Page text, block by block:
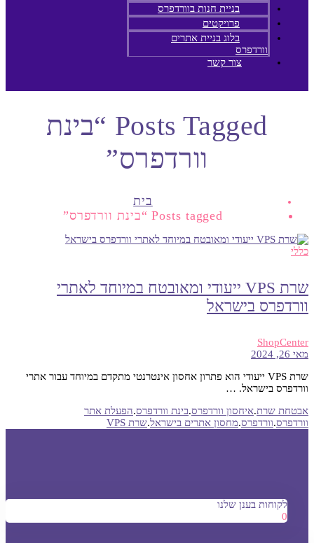
בניית חנות בוורדפרס
פרויקטים
בלוג בניית אתרים
וורדפרס
צור קשר
Posts Tagged “בינת
וורדפרס”
בית
Posts tagged “בינת וורדפרס”
כללי
שרת VPS ייעודי ומאובטח במיוחד לאתרי
וורדפרס בישראל
ShopCenter
מאי 26, 2024
שרת VPS ייעודי הוא פתרון אחסון אינטרנטי מתקדם במיוחד עבור אתרי
וורדפרס בישראל. …
אבטחת שרת.איחסון וורדפרס.בינת וורדפרס.הפעלת אתר
וורדפרס.וורדפרס.מחסון אתרים בישראל.שרת VPS
לקוחות בענן שלנו
0